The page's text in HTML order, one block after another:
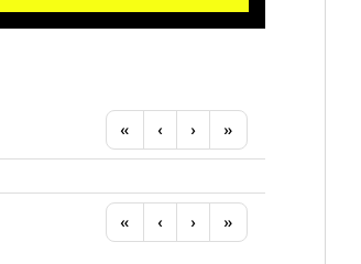
« Anfang
‹ Vorherige
›Nächste
»
« Anfang
‹ Vorherige
›Nächste
»